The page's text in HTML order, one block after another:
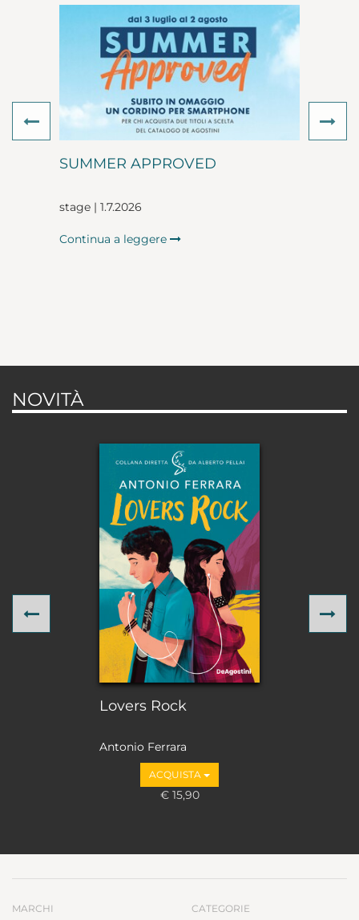
SUMMER APPROVED
stage | 1.7.2026
Continua a leggere
Previous
NOVITÀ
Lovers Rock
Antonio Ferrara
ACQUISTA
€ 15,90
Previous
MARCHI
CATEGORIE